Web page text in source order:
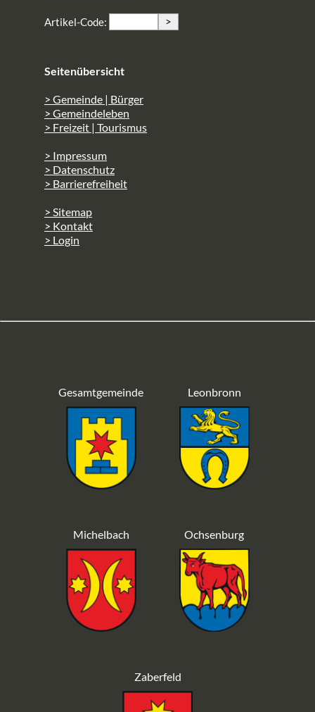
Artikel-Code: >
Seitenübersicht
> Gemeinde | Bürger
> Gemeindeleben
> Freizeit | Tourismus
> Impressum
> Datenschutz
> Barrierefreiheit
> Sitemap
> Kontakt
> Login
Gesamtgemeinde Leonbronn
Michelbach Ochsenburg
Zaberfeld